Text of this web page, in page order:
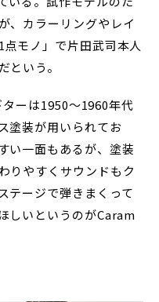
、カラーリングやレイ
モノ」で片田武司本人
という。
ーは1950～1960年代
塗装が用いられてお
い一面もあるが、塗装
りやすくサウンドもク
テージで弾きまくって
しいというのがCaram